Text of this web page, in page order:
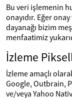
Bu veri işlemenin
onayıdır. Eğer
dayanağı bizim
menfaatimiz
İzleme
İzleme amaçlı
Google, Outbrain,
ve/veya Yahoo